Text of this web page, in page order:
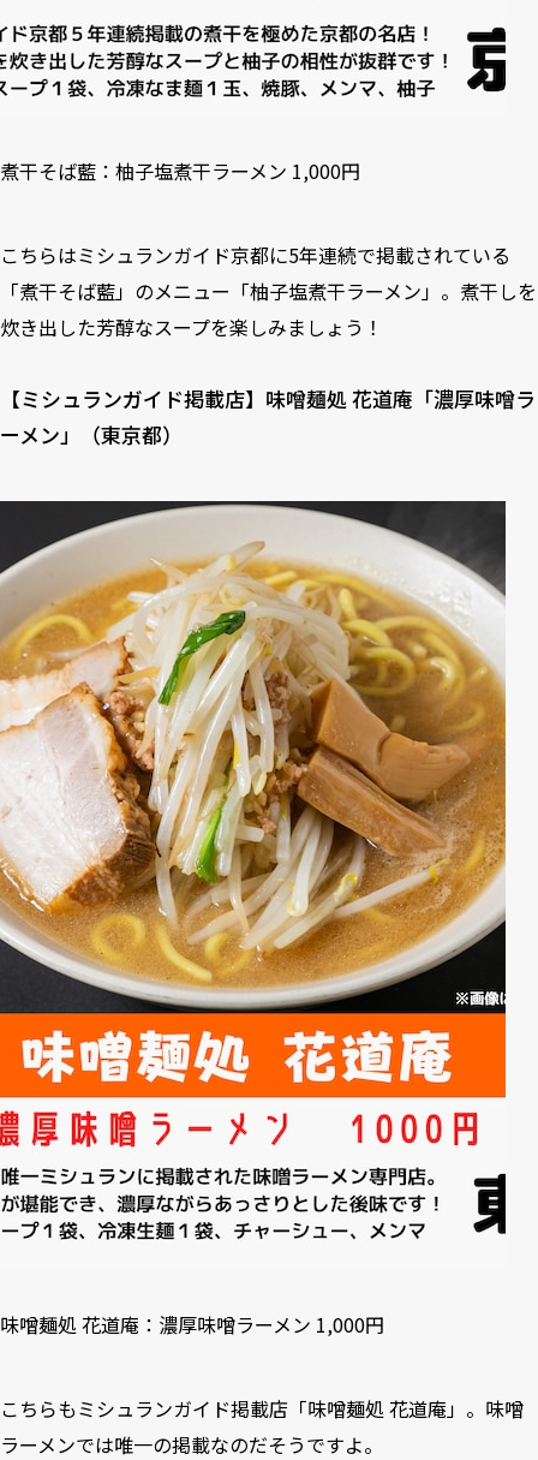
煮干そば藍：柚子塩煮干ラーメン 1,000円
こちらはミシュランガイド京都に5年連続で掲載されている
「煮干そば藍」のメニュー「柚子塩煮干ラーメン」。煮干しを
炊き出した芳醇なスープを楽しみましょう！
【ミシュランガイド掲載店】味噌麺処 花道庵「濃厚味噌ラ
ーメン」（東京都）
味噌麺処 花道庵：濃厚味噌ラーメン 1,000円
こちらもミシュランガイド掲載店「味噌麺処 花道庵」。味噌
ラーメンでは唯一の掲載なのだそうですよ。